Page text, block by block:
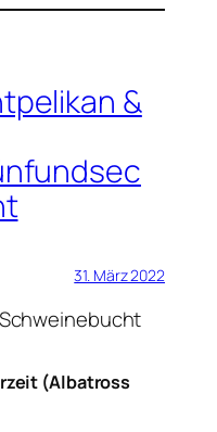
&
31. März 2022
(Albatross